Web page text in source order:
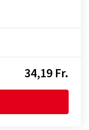
34,19 Fr.